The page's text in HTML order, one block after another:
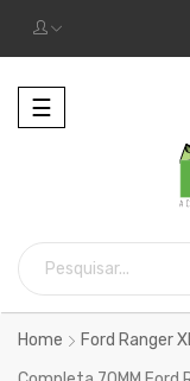
Alternar
a
☰
Home Ford Ranger